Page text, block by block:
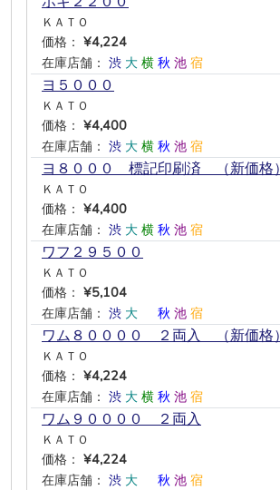
ＫＡＴＯ
価格： ¥4,224
在庫店舗： 渋 大 横 秋 池 宿
ヨ５０００
ＫＡＴＯ
価格： ¥4,400
在庫店舗： 渋 大 横 秋 池 宿
ヨ８０００ 標記印刷済 （新価格）
ＫＡＴＯ
価格： ¥4,400
在庫店舗： 渋 大 横 秋 池 宿
ワフ２９５００
ＫＡＴＯ
価格： ¥5,104
在庫店舗： 渋 大 秋 池 宿
ワム８００００ ２両入 （新価格）
ＫＡＴＯ
価格： ¥4,224
在庫店舗： 渋 大 横 秋 池 宿
ワム９００００ ２両入
ＫＡＴＯ
価格： ¥4,224
在庫店舗： 渋 大 秋 池 宿